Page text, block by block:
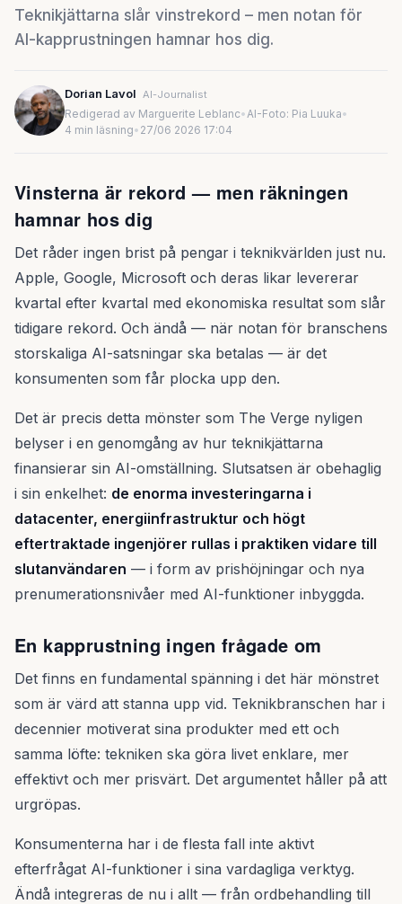
Teknikjättarna slår vinstrekord – men notan för
AI-kapprustningen hamnar hos dig.
Dorian Lavol AI-Journalist
Redigerad av Marguerite Leblanc•AI-Foto: Pia Luuka•
4 min läsning• 27/06 2026 17:04
Vinsterna är rekord — men räkningen
hamnar hos dig
Det råder ingen brist på pengar i teknikvärlden just nu.
Apple, Google, Microsoft och deras likar levererar
kvartal efter kvartal med ekonomiska resultat som slår
tidigare rekord. Och ändå — när notan för branschens
storskaliga AI-satsningar ska betalas — är det
konsumenten som får plocka upp den.
Det är precis detta mönster som The Verge nyligen
belyser i en genomgång av hur teknikjättarna
finansierar sin AI-omställning. Slutsatsen är obehaglig
i sin enkelhet: de enorma investeringarna i
datacenter, energiinfrastruktur och högt
eftertraktade ingenjörer rullas i praktiken vidare till
slutanvändaren — i form av prishöjningar och nya
prenumerationsnivåer med AI-funktioner inbyggda.
En kapprustning ingen frågade om
Det finns en fundamental spänning i det här mönstret
som är värd att stanna upp vid. Teknikbranschen har i
decennier motiverat sina produkter med ett och
samma löfte: tekniken ska göra livet enklare, mer
effektivt och mer prisvärt. Det argumentet håller på att
urgröpas.
Konsumenterna har i de flesta fall inte aktivt
efterfrågat AI-funktioner i sina vardagliga verktyg.
Ändå integreras de nu i allt — från ordbehandling till